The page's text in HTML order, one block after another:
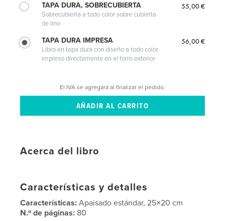
TAPA DURA, SOBRECUBIERTA
Sobrecubierta a todo color sobre cubierta
de lino
55,00 €
TAPA DURA IMPRESA
Libro en tapa dura con diseño a todo color
impreso directamente en el forro exterior
56,00 €
El IVA se agregará al finalizar el pedido.
Acerca del libro
Características y detalles
Características:Apaisado estándar, 25×20 cm
N.º de páginas: 80